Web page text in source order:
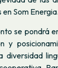
Som Energia.
se pondrá
y
diversidad